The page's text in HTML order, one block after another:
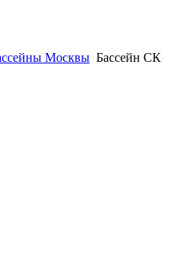
Москвы Бассейн СК